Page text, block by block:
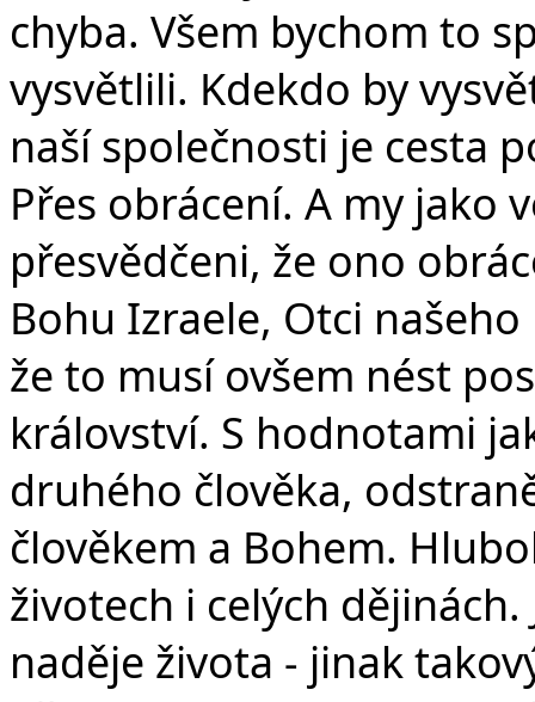
chyba. Všem bychom to
vysvětlili. Kdekdo by
naší společnosti je cesta
Přes obrácení. A my jako
přesvědčeni, že ono
Bohu Izraele, Otci našeho
že to musí ovšem nést
království. S hodnotami
druhého člověka,
člověkem a Bohem.
životech i celých
naděje života - jinak